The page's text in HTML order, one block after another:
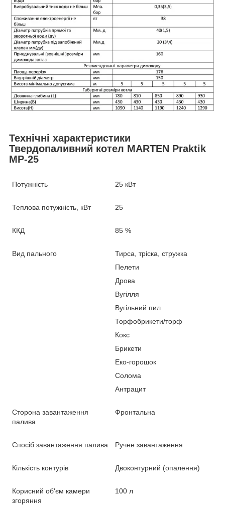
Технічні характеристики
Твердопаливний котел MARTEN Praktik
MP-25
Потужність 25 кВт
Теплова потужність, кВт 25
ККД 85 %
Вид пального
Тирса, тріска, стружка
Пелети
Дрова
Вугілля
Вугільний пил
Торфобрикети/торф
Кокс
Брикети
Еко-горошок
Солома
Антрацит
Сторона завантаження
палива
Фронтальна
Спосіб завантаження палива Ручне завантаження
Кількість контурів Двоконтурний (опалення)
Корисний об'єм камери
згоряння
100 л